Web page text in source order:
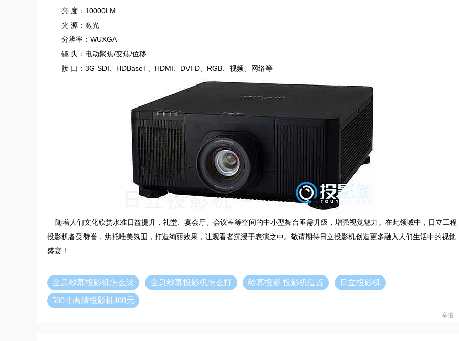
亮 度：10000LM
光 源：激光
分辨率：WUXGA
镜 头：电动聚焦/变焦/位移
接 口：3G-SDI、HDBaseT、HDMI、DVI-D、RGB、视频、网络等
随着人们文化欣赏水准日益提升，礼堂、宴会厅、会议室等空间的中小型舞台亟需升级，增强视觉魅力。在此领域中，日立工程
投影机备受赞誉，烘托唯美氛围，打造绚丽效果，让观看者沉浸于表演之中。敬请期待日立投影机创造更多融入人们生活中的视觉
盛宴！
全息纱幕投影机怎么装 全息纱幕投影机怎么打 纱幕投影 投影机位置 日立投影机
500寸高清投影机400元
举报